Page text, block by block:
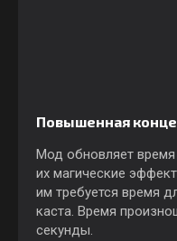
Повышенная
Мод обновляет время
их магические
им требуется время
каста. Время
секунды.